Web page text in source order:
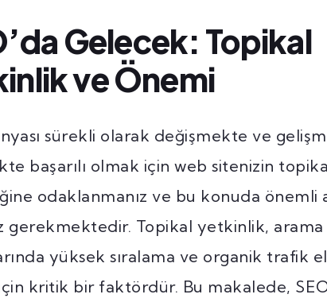
Gelecek: Topikal
ve Önemi
sürekli olarak değişmekte ve
başarılı olmak için web sitenizin
odaklanmanız ve bu konuda önemli
gerekmektedir. Topikal yetkinlik, arama
yüksek sıralama ve organik trafik
kritik bir faktördür. Bu makalede,